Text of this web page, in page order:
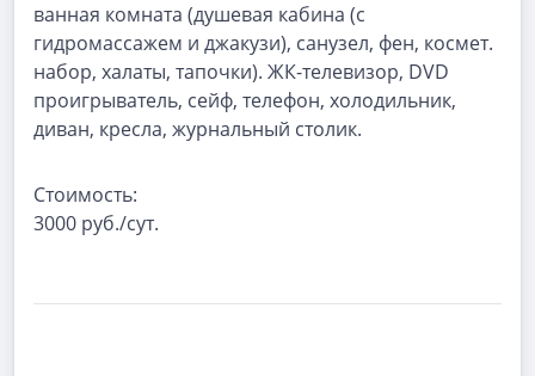
ванная комната (душевая кабина (с
гидромассажем и джакузи), санузел, фен, космет.
набор, халаты, тапочки). ЖК-телевизор, DVD
проигрыватель, сейф, телефон, холодильник,
диван, кресла, журнальный столик.
Стоимость:
3000 руб./сут.